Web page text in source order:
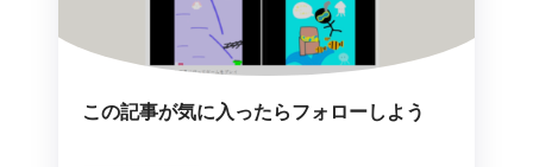
この記事が気に入ったらフォローしよう